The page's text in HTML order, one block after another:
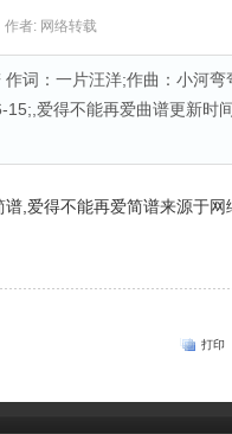
作者: 网络转载
词：一片汪洋;作曲：小河弯
爱得不能再爱曲谱更新时
谱,爱得不能再爱简谱来源于
打印